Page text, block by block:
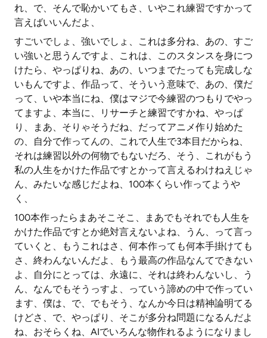
れ、で、そんで恥かいてもさ、いやこれ練習ですかって
言えばいいんだよ、
すごいでしょ、強いでしょ、これは多分ね、あの、すご
い強いと思うんですよ、これは、このスタンスを身につ
けたら、やっぱりね、あの、いつまでたっても完成しな
いもんですよ、作品って、そういう意味で、あの、僕だ
って、いや本当にね、僕はマジで今練習のつもりでやっ
てますよ、本当に、リサーチと練習ですかね、やっぱ
り、まあ、そりゃそうだね、だってアニメ作り始めた
の、自分で作ってんの、これで人生で3本目だからね、
それは練習以外の何物でもないだろ、そう、これがもう
私の人生をかけた作品ですとかって言えるわけねえじゃ
ん、みたいな感じだよね、100本くらい作ってようや
く、
100本作ったらまあそこそこ、まあでもそれでも人生を
かけた作品ですとか絶対言えないよね、うん、って言っ
ていくと、もうこれはさ、何本作っても何本手掛けても
さ、終わんないんだよ、もう最高の作品なんてできない
よ、自分にとっては、永遠に、それは終わんないし、う
ん、なんでもそうっすよ、っていう諦めの中で作ってい
ます、僕は、で、でもそう、なんか今日は精神論明てる
けどさ、で、やっぱり、そこが多分ね問題になるんだよ
ね、おそらくね、AIでいろんな物作れるようになりまし